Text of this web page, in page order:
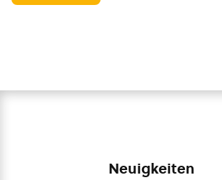
Neuigkeiten